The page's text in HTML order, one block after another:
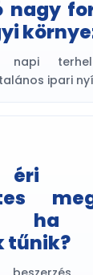
nagy
ipari
éri
ha
tűnik?